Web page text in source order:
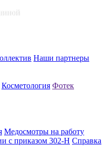
Наши партнеры
Косметология Фотек
Медосмотры на работу
с приказом 302-Н Справка